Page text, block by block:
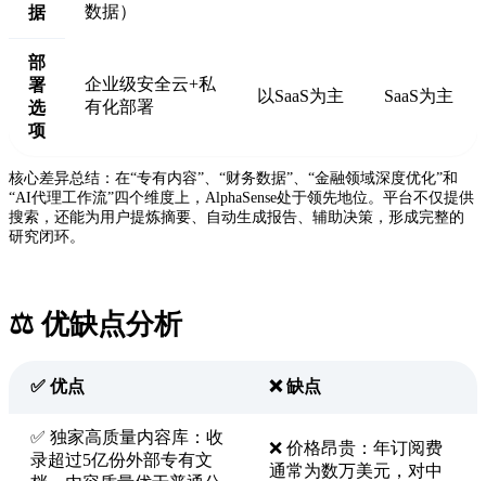
据
数据）
部
署
选
项
企业级安全云+私
有化部署
以SaaS为主 SaaS为主
核心差异总结：在“专有内容”、“财务数据”、“金融领域深度优化”和
“AI代理工作流”四个维度上，AlphaSense处于领先地位。平台不仅提供
搜索，还能为用户提炼摘要、自动生成报告、辅助决策，形成完整的
研究闭环。
⚖️ 优缺点分析
✅ 优点 ❌ 缺点
✅ 独家高质量内容库：收
录超过5亿份外部专有文
❌ 价格昂贵：年订阅费
通常为数万美元，对中